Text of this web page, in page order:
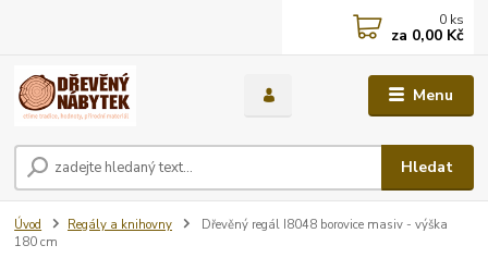
Menu
Hledat
0 ks
za 0,00 Kč
Úvod Regály a knihovny
Dřevěný regál I8048 borovice masiv - výška
180 cm